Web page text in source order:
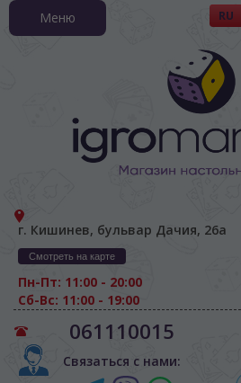
RU
г. Кишинев, бульвар Дачия, 26а
Смотреть на карте
Пн-Пт: 11:00 - 20:00
Сб-Вс: 11:00 - 19:00
061110015
Связаться с нами:
Меню